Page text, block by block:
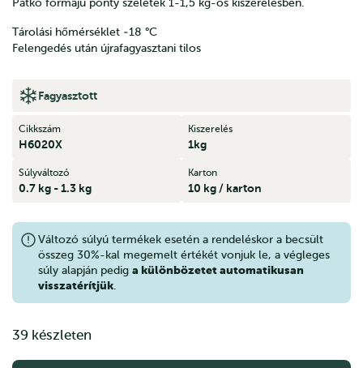
Patkó formájú ponty szeletek 1-1,5 kg-os kiszerelésben.
Tárolási hőmérséklet ‐18 °C
Felengedés után újrafagyasztani tilos
Fagyasztott
Cikkszám
H6020X
Kiszerelés
1kg
Súlyváltozó
0.7 kg - 1.3 kg
Karton
10 kg / karton
Változó súlyú termékek esetén a rendeléskor a becsült
összeg 30%-kal megemelt értékét vonjuk le, a végleges
súly alapján pedig a különbözetet automatikusan
visszatérítjük
39 készleten